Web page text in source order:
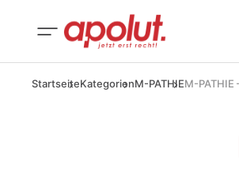
StartseiteKategorienM-PATHIEM-